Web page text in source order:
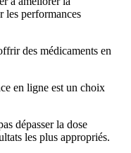
les performances
des médicaments en
en ligne est un choix
dépasser la dose
les plus appropriés.